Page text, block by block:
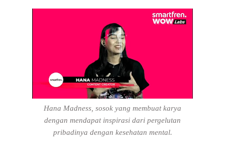
Hana Madness, sosok yang membuat karya
dengan mendapat inspirasi dari pergelutan
pribadinya dengan kesehatan mental.